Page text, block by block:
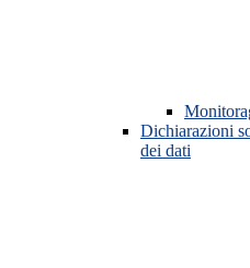
Dichiarazioni
dei dati